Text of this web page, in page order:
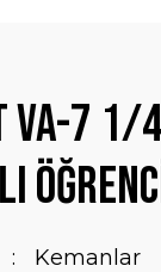
7 1/
Kemanlar